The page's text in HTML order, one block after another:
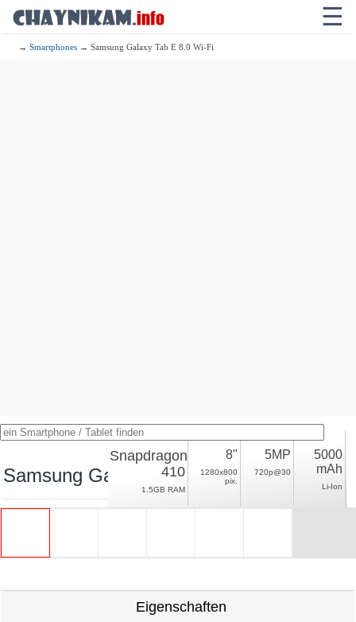
☰
→Smartphones → Samsung Galaxy Tab E 8.0 Wi-Fi
Samsung Galaxy Tab E 8.0 Wi-Fi
Snapdragon
410
1.5GB RAM
8"
1280x800
pix.
5MP
720p@30
5000
mAh
Li-Ion
Eigenschaften